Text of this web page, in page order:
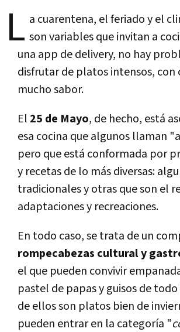
L a cuarentena, el feriado y el
son variables que invitan a
una app de delivery, no hay
disfrutar de platos intensos, con
mucho sabor.
El 25 de Mayo, de hecho, está
esa cocina que algunos llaman
pero que está conformada por
y recetas de lo más diversas:
tradicionales y otras que son el
adaptaciones y recreaciones.
En todo caso, se trata de un
rompecabezas cultural y
el que pueden convivir
pastel de papas y guisos de
de ellos son platos bien de
pueden entrar en la categoría "